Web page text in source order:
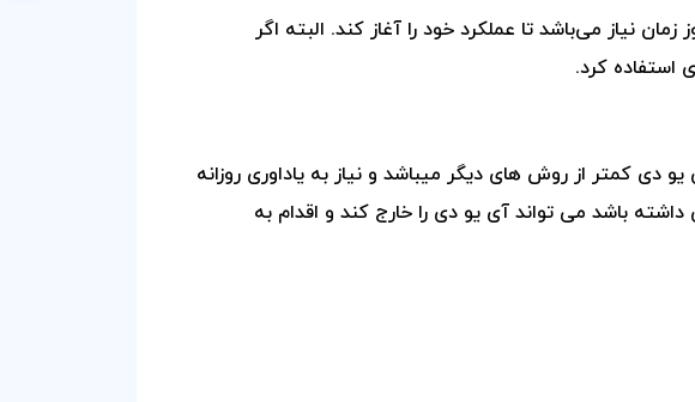
نیاز می‌باشد تا عملکرد خود را آغاز کند. البته اگر
استفاده کرد.
دی کمتر از روش های دیگر میباشد و نیاز به یاداوری روزانه
داشته باشد می تواند آی یو دی را خارج کند و اقدام به